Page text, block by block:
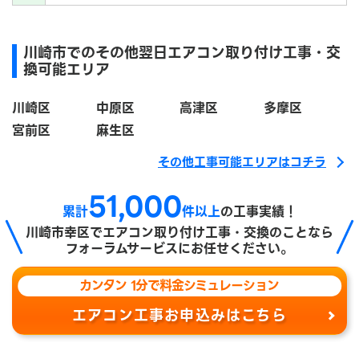
川崎市でのその他翌日エアコン取り付け工事・交
換可能エリア
川崎区 中原区 高津区
多摩区
宮前区
麻生区
その他工事可能エリアはコチラ
累計51,000件以上の工事実績！
川崎市幸区でエアコン取り付け工事・交換のことなら
フォーラムサービスにお任せください。
カンタン 1分で料金シミュレーション
エアコン工事お申込みはこちら